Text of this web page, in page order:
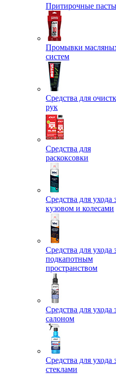
Притирочные пасты
Промывки
систем
Средства для
рук
Средства для
раскоксовки
Средства для ухода
кузовом и колесами
Средства для ухода
подкапотным
пространством
Средства для ухода
салоном
Средства для ухода
стеклами